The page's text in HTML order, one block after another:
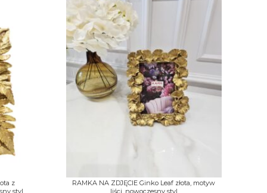
z
RAMKA NA ZDJĘCIE Ginko Leaf złota, motyw